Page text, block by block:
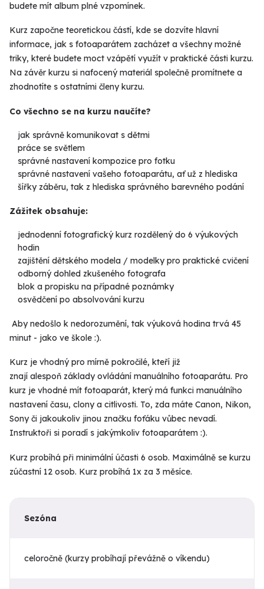
budete mít album plné vzpomínek.
Kurz započne teoretickou částí, kde se dozvíte hlavní
informace, jak s fotoaparátem zacházet a všechny možné
triky, které budete moct vzápětí využít v praktické části kurzu.
Na závěr kurzu si nafocený materiál společně promítnete a
zhodnotíte s ostatními členy kurzu.
Co všechno se na kurzu naučíte?
jak správně komunikovat s dětmi
práce se světlem
správné nastavení kompozice pro fotku
správné nastavení vašeho fotoaparátu, ať už z hlediska
šířky záběru, tak z hlediska správného barevného podání
Zážitek obsahuje:
jednodenní fotografický kurz rozdělený do 6 výukových
hodin
zajištění dětského modela / modelky pro praktické cvičení
odborný dohled zkušeného fotografa
blok a propisku na případné poznámky
osvědčení po absolvování kurzu
Aby nedošlo k nedorozumění, tak výuková hodina trvá 45
minut - jako ve škole :).
Kurz je vhodný pro mírně pokročilé, kteří již
znají alespoň základy ovládání manuálního fotoaparátu. Pro
kurz je vhodné mít fotoaparát, který má funkci manuálního
nastavení času, clony a citlivosti. To, zda máte Canon, Nikon,
Sony či jakoukoliv jinou značku foťáku vůbec nevadí.
Instruktoři si poradí s jakýmkoliv fotoaparátem :).
Kurz probíhá při minimální účasti 6 osob. Maximálně se kurzu
zúčastní 12 osob. Kurz probíhá 1x za 3 měsíce.
Sezóna
celoročně (kurzy probíhají převážně o víkendu)